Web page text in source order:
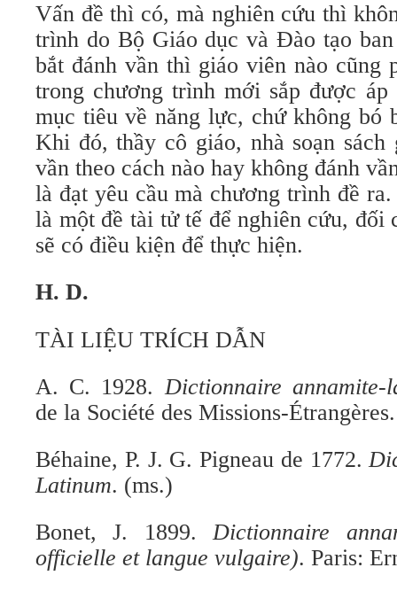
Vấn đề thì có, mà nghiên cứu thì
trình do Bộ Giáo dục và Đào tạo
bắt đánh vần thì giáo viên nào cũng
trong chương trình mới sắp được
mục tiêu về năng lực, chứ không bó
Khi đó, thầy cô giáo, nhà soạn sách
vần theo cách nào hay không đánh
là đạt yêu cầu mà chương trình đề
là một đề tài tử tế để nghiên cứu, đối
sẽ có điều kiện để thực hiện.
H. D.
TÀI LIỆU TRÍCH DẪN
A. C. 1928.Dictionnaire annamite-
de la Société des Missions-Étrangères.
Béhaine, P. J. G. Pigneau de 1772.
Latinum. (ms.)
Bonet, J. 1899.Dictionnaire
officielle et langue vulgaire). Paris: